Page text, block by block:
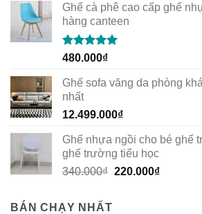
Ghế cà phê cao cấp ghế
hàng canteen
Rated5.00
480.000₫
Ghế sofa văng da phòng
nhất
12.499.000₫
Ghế nhựa ngồi cho bé ghế
ghế trường tiểu học
340.000₫ Original
220.000₫Current
BÁN CHẠY NHẤT